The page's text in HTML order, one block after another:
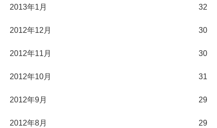
2013年1月 32
2012年12月 30
2012年11月 30
2012年10月 31
2012年9月 29
2012年8月 29